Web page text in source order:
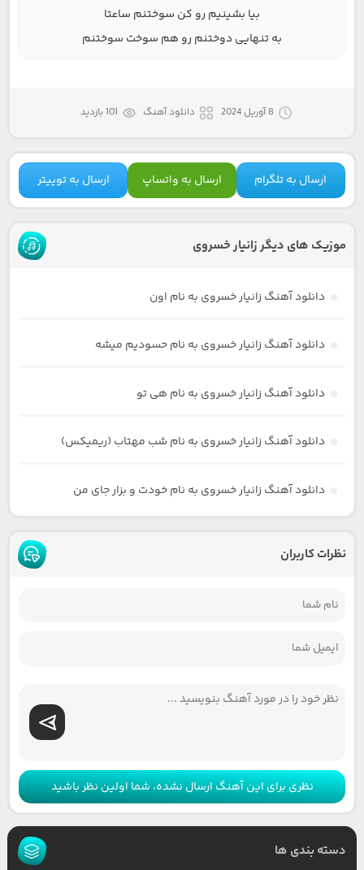
بیا بشینیم رو کن سوختنم ساعتا
به تنهایی دوختنم رو هم سوخت سوختنم
8 آوریل 2024 دانلود آهنگ 101 بازدید
ارسال به تلگرام ارسال به واتساپ ارسال به توییتر
موزیک های دیگر زانیار خسروی
دانلود آهنگ زانیار خسروی به نام اون
دانلود آهنگ زانیار خسروی به نام حسودیم میشه
دانلود آهنگ زانیار خسروی به نام هی تو
دانلود آهنگ زانیار خسروی به نام شب مهتاب (ریمیکس)
دانلود آهنگ زانیار خسروی به نام خودت و بزار جای من
نظرات کاربران
نظری برای این آهنگ ارسال نشده، شما اولین نظر باشید
دسته بندی ها